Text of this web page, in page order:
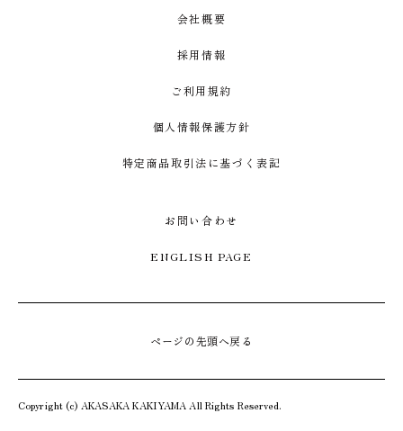
会社概要
採用情報
ご利用規約
個人情報保護方針
特定商品取引法に基づく表記
お問い合わせ
ENGLISH PAGE
Copyright (c) AKASAKA KAKIYAMA All Rights Reserved.
ページの先頭へ戻る